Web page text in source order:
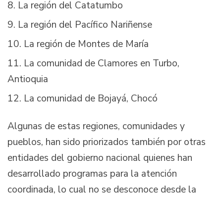
La región del Catatumbo
La región del Pacífico Nariñense
La región de Montes de María
La comunidad de Clamores en Turbo,
Antioquia
La comunidad de Bojayá, Chocó
Algunas de estas regiones, comunidades y
pueblos, han sido priorizados también por otras
entidades del gobierno nacional quienes han
desarrollado programas para la atención
coordinada, lo cual no se desconoce desde la